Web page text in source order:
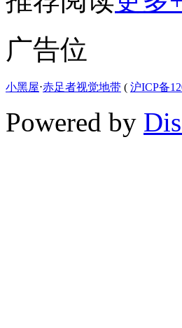
广告位
小黑屋⋅赤足者视觉地带 ( 沪ICP备
Powered by